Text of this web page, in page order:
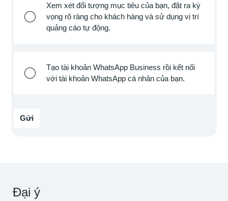
Xem xét đối tượng mục tiêu của bạn, đặt ra kỳ
vọng rõ ràng cho khách hàng và sử dụng vị trí
quảng cáo tự động.
Tạo tài khoản WhatsApp Business rồi kết nối
với tài khoản WhatsApp cá nhân của bạn.
Gửi
Đại ý